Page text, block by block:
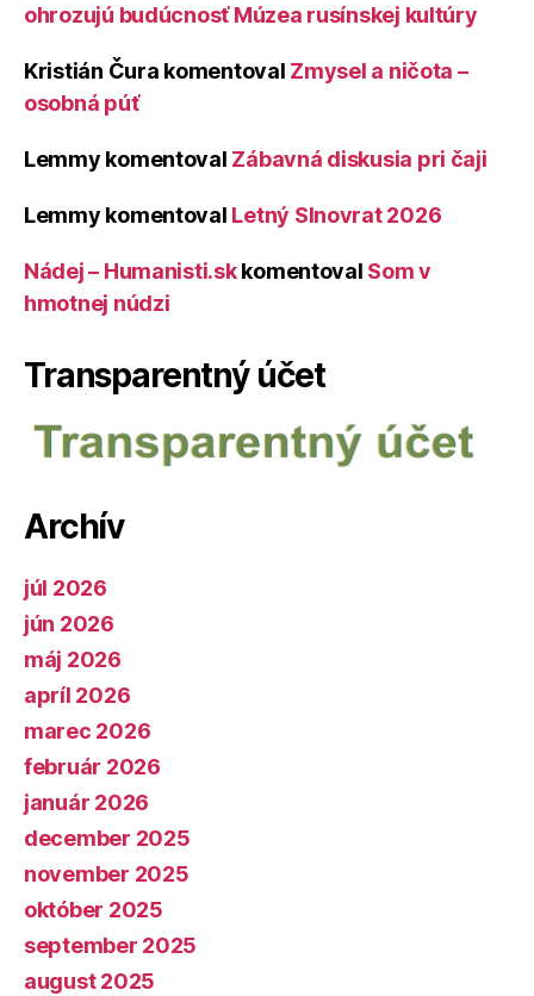
ohrozujú budúcnosť Múzea rusínskej kultúry
Kristián Čura komentoval Zmysel a ničota –
osobná púť
Lemmy komentoval Zábavná diskusia pri čaji
Lemmy komentoval Letný Slnovrat 2026
Nádej – Humanisti.skkomentoval Som v
hmotnej núdzi
Transparentný účet
Archív
júl 2026
jún 2026
máj 2026
apríl 2026
marec 2026
február 2026
január 2026
december 2025
november 2025
október 2025
september 2025
august 2025